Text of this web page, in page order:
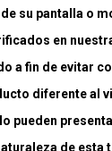
su pantalla o
en
a fin de evitar
diferente al
pueden
de esta